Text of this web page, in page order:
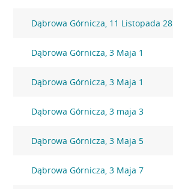
Dąbrowa Górnicza, 11 Listopada 28
Dąbrowa Górnicza, 3 Maja 1
Dąbrowa Górnicza, 3 Maja 1
Dąbrowa Górnicza, 3 maja 3
Dąbrowa Górnicza, 3 Maja 5
Dąbrowa Górnicza, 3 Maja 7